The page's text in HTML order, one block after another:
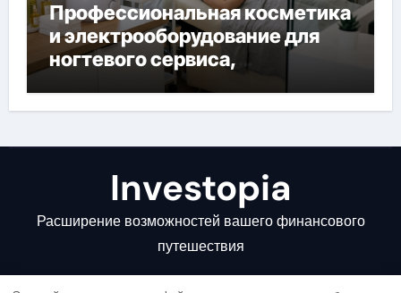
Профессиональная косметика
и электрооборудование для
ногтевого сервиса,
наращивания ресниц и
депиляции
Investopia
Расширение возможностей вашего финансового
путешествия